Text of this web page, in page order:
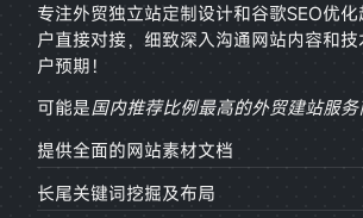
专注外贸独立站定制设计和谷歌SEO优
户直接对接， 细致深入沟通网站内容和
户预期！
可能是国内推荐比例最高的外贸建站服务
提供全面的网站素材文档
长尾关键词挖掘及布局